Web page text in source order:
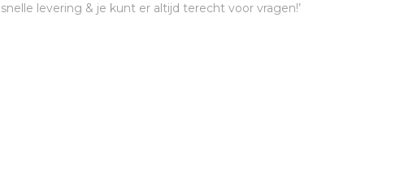
snelle levering & je kunt er altijd terecht voor vragen!’